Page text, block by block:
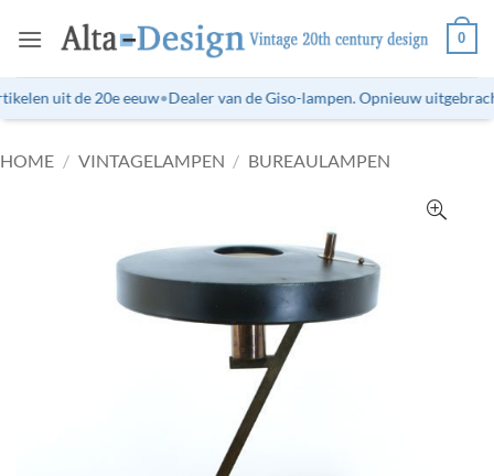
naar
0
uit de 20e eeuw•Dealer van de Giso-lampen. Opnieuw
HOME / VINTAGELAMPEN / BUREAULAMPEN